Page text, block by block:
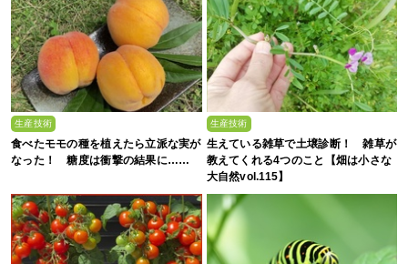
生産技術
食べたモモの種を植えたら立派な実が
なった！ 糖度は衝撃の結果に……
生産技術
生えている雑草で土壌診断！ 雑草が
教えてくれる4つのこと【畑は小さな
大自然vol.115】